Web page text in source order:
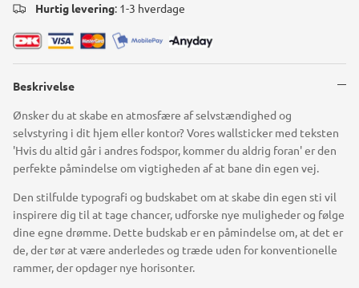
Hurtig levering: 1-3 hverdage
Beskrivelse
Ønsker du at skabe en atmosfære af selvstændighed og
selvstyring i dit hjem eller kontor? Vores wallsticker med teksten
'Hvis du altid går i andres fodspor, kommer du aldrig foran' er den
perfekte påmindelse om vigtigheden af at bane din egen vej.
Den stilfulde typografi og budskabet om at skabe din egen sti vil
inspirere dig til at tage chancer, udforske nye muligheder og følge
dine egne drømme. Dette budskab er en påmindelse om, at det er
de, der tør at være anderledes og træde uden for konventionelle
rammer, der opdager nye horisonter.